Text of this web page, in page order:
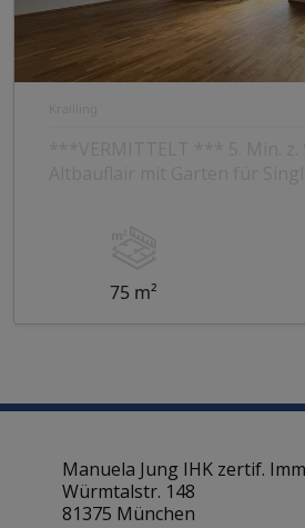
75 m²
Manuela Jung IHK zertif.
Würmtalstr. 148
81375 München